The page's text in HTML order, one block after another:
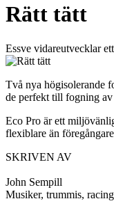
Rätt tätt
Essve vidareutvecklar
Två nya högisolerande
de perfekt till fogning
Eco Pro är ett
flexiblare än
SKRIVEN AV
John Sempill
Musiker, trummis,